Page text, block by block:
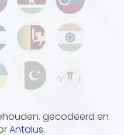
gecodeerd en
Antalus.